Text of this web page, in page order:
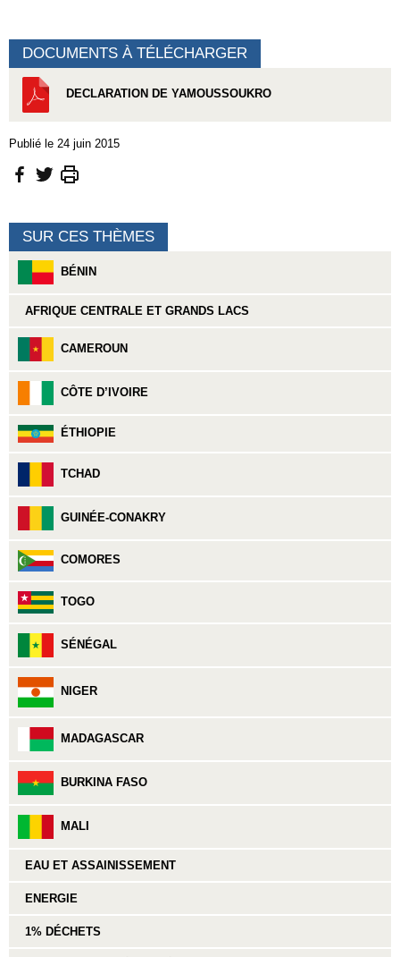
DOCUMENTS À TÉLÉCHARGER
DECLARATION DE YAMOUSSOUKRO
Publié le 24 juin 2015
SUR CES THÈMES
BÉNIN
AFRIQUE CENTRALE ET GRANDS LACS
CAMEROUN
CÔTE D’IVOIRE
ÉTHIOPIE
TCHAD
GUINÉE-CONAKRY
COMORES
TOGO
SÉNÉGAL
NIGER
MADAGASCAR
BURKINA FASO
MALI
EAU ET ASSAINISSEMENT
ENERGIE
1% DÉCHETS